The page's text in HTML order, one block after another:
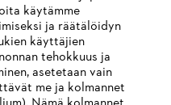
STIHL uutiskirje
käytämme
ja räätälöidyn
käyttäjien
tehokkuus ja
asetetaan vain
me ja kolmannet